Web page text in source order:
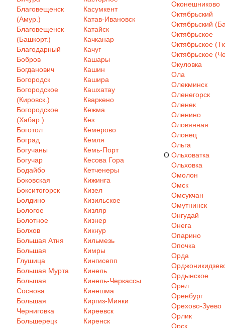
Благовещенск
(Амур.)
Благовещенск
(Башкорт.)
Благодарный
Бобров
Богданович
Богородск
Богородское
(Кировск.)
Богородское
(Хабар.)
Боготол
Боград
Богучаны
Богучар
Бодайбо
Боковская
Бокситогорск
Болдино
Бологое
Болотное
Болхов
Большая Атня
Большая
Глушица
Большая Мурта
Большая
Соснова
Большая
Черниговка
Большерецк
Касумкент
Катав-Ивановск
Катайск
Качканар
Качуг
Кашары
Кашин
Кашира
Кашхатау
Кваркено
Кежма
Кез
Кемерово
Кемля
Кемь-Порт
Кесова Гора
Кетченеры
Кижинга
Кизел
Кизильское
Кизляр
Кизнер
Кикнур
Кильмезь
Кимры
Кингисепп
Кинель
Кинель-Черкассы
Кинешма
Киргиз-Мияки
Киреевск
Киренск
О
Оконешниково
Октябрьский
Октябрьский
Октябрьское
Октябрьское
Октябрьское
Окуловка
Ола
Олекминск
Оленегорск
Оленек
Оленино
Оловянная
Олонец
Ольга
Ольховатка
Ольховка
Омолон
Омск
Омсукчан
Омутнинск
Онгудай
Онега
Опарино
Опочка
Орда
Ордынское
Орел
Оренбург
Орехово-Зуево
Орлик
Орск